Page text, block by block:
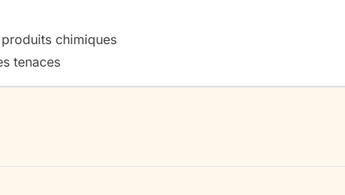
chimiques
tenaces